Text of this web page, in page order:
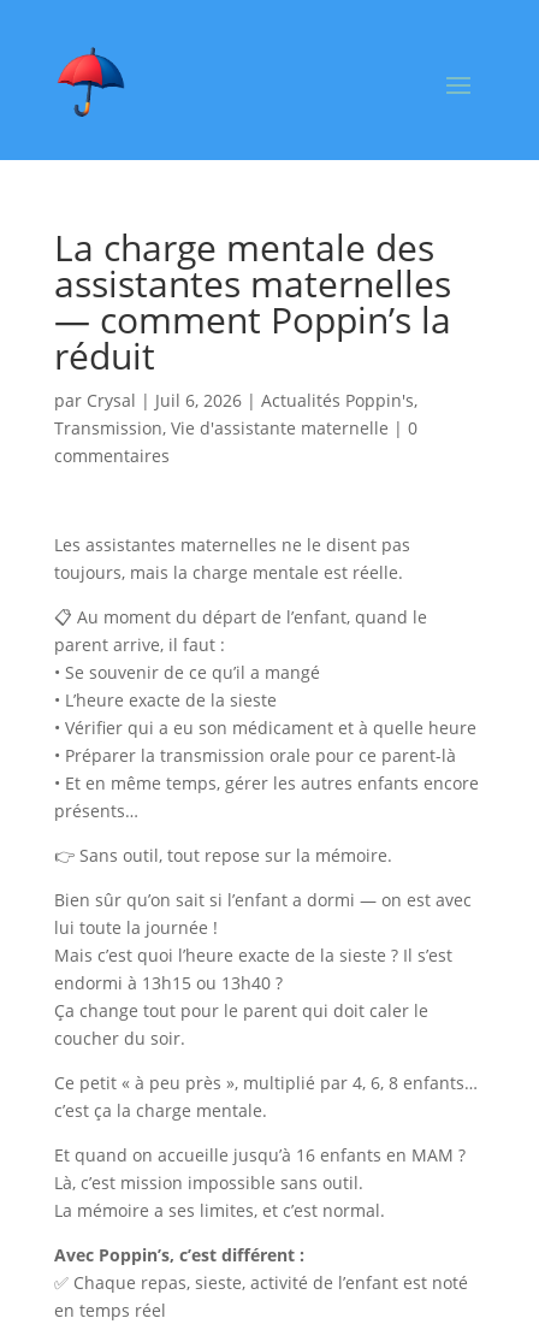
La charge mentale des
assistantes maternelles
— comment Poppin’s la
réduit
par Crysal | Juil 6, 2026| Actualités Poppin's,
Transmission, Vie d'assistante maternelle | 0
commentaires
Les assistantes maternelles ne le disent pas
toujours, mais la charge mentale est réelle.
📋 Au moment du départ de l’enfant, quand le
parent arrive, il faut :
• Se souvenir de ce qu’il a mangé
• L’heure exacte de la sieste
• Vérifier qui a eu son médicament et à quelle heure
• Préparer la transmission orale pour ce parent-là
• Et en même temps, gérer les autres enfants encore
présents…
👉 Sans outil, tout repose sur la mémoire.
Bien sûr qu’on sait si l’enfant a dormi — on est avec
lui toute la journée !
Mais c’est quoi l’heure exacte de la sieste ? Il s’est
endormi à 13h15 ou 13h40 ?
Ça change tout pour le parent qui doit caler le
coucher du soir.
Ce petit « à peu près », multiplié par 4, 6, 8 enfants…
c’est ça la charge mentale.
Et quand on accueille jusqu’à 16 enfants en MAM ?
Là, c’est mission impossible sans outil.
La mémoire a ses limites, et c’est normal.
Avec Poppin’s, c’est différent :
✅ Chaque repas, sieste, activité de l’enfant est noté
en temps réel